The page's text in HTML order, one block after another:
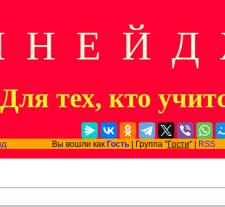
Н Е Й Д
Для тех, кто
Вы вошли как Гость| Группа "Гости" |
RSS